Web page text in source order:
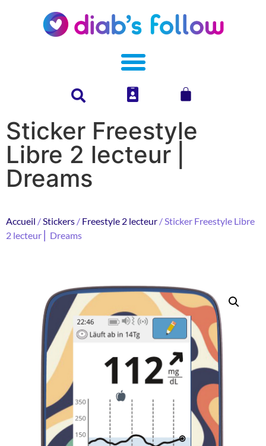
Sticker Freestyle
Libre 2 lecteur ⎜
Dreams
Accueil /Stickers / Freestyle 2 lecteur / Sticker Freestyle Libre
2 lecteur ⎜ Dreams